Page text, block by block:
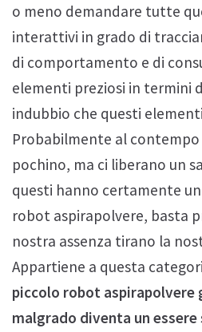
o meno demandare tutte
interattivi in grado di
di comportamento e di
elementi preziosi in termini
indubbio che questi
Probabilmente al
pochino, ma ci liberano un
questi hanno certamente
robot aspirapolvere, basta
nostra assenza tirano la
Appartiene a questa
piccolo robot aspirapolvere
malgrado diventa un